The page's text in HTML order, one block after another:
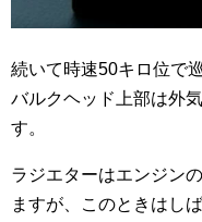
続いて時速50キロ位で
バルクヘッド上部は外
す。
ラジエターはエンジン
ますが、このときはし